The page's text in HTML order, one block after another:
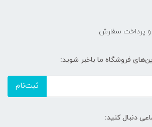
و پرداخت سفارش
فروشگاه ما باخبر شوید:
ثبت‌نام
دنبال کنید: